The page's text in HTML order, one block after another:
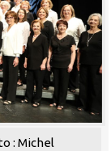
: Michel